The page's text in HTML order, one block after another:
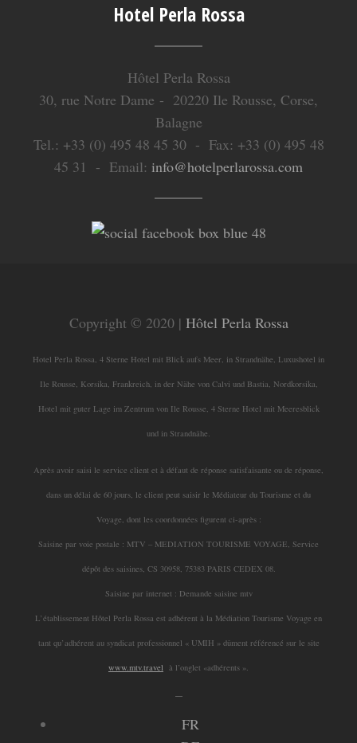
Hotel Perla Rossa
Hôtel Perla Rossa
30, rue Notre Dame - 20220 Ile Rousse, Corse,
Balagne
Tel.: +33 (0) 495 48 45 30 - Fax: +33 (0) 495 48
45 31 - Email: info@hotelperlarossa.com
Copyright © 2020 | Hôtel Perla Rossa
Hotel Perla Rossa, 4 Sterne Hotel mit Blick aufs Meer, in Strandnähe, Luxushotel in
Ile Rousse, Korsika, Frankreich, in der Nähe von Calvi und Bastia, Nordkorsika,
Hotel mit guter Lage im Zentrum von Ile Rousse, 4 Sterne Hotel mit Meeresblick
und in Strandnähe.
Après avoir saisi le service client et à défaut de réponse satisfaisante ou de réponse,
dans un délai de 60 jours, le client peut saisir le Médiateur du Tourisme et du
Voyage, dont les coordonnées figurent ci-après :
Saisine par voie postale : MTV – MEDIATION TOURISME VOYAGE, Service
dépôt des saisines, CS 30958, 75383 PARIS CEDEX 08.
Saisine par internet : Demande saisine mtv
L’établissement Hôtel Perla Rossa est adhérent à la Médiation Tourisme Voyage en
tant qu’adhérent au syndicat professionnel « UMIH » dûment référencé sur le site
www.mtv.travel à l’onglet «adhérents ».
FR